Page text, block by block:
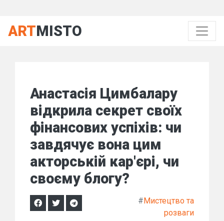
ARTMISTO
Анастасія Цимбалару
відкрила секрет своїх
фінансових успіхів: чи
завдячує вона цим
акторській кар'єрі, чи
своєму блогу?
#Мистецтво та
розваги